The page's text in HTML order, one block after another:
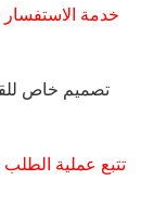
خدمة الاستفسار
تتبع عملية الطلب